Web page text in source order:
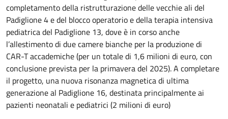
completamento della ristrutturazione delle vecchie ali del
Padiglione 4 e del blocco operatorio e della terapia intensiva
pediatrica del Padiglione 13, dove è in corso anche
l’allestimento di due camere bianche per la produzione di
CAR-T accademiche (per un totale di 1,6 milioni di euro, con
conclusione prevista per la primavera del 2025). A completare
il progetto, una nuova risonanza magnetica di ultima
generazione al Padiglione 16, destinata principalmente ai
pazienti neonatali e pediatrici (2 milioni di euro)